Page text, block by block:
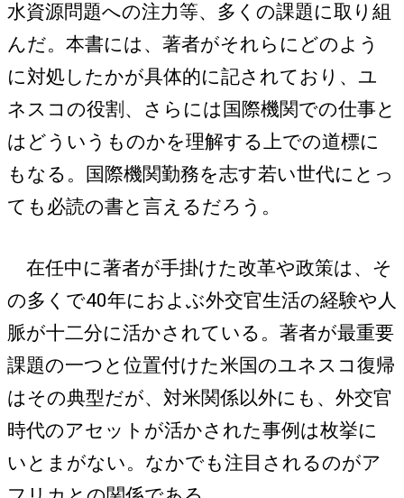
水資源問題への注力等、多くの課題に取り組
んだ。本書には、著者がそれらにどのよう
に対処したかが具体的に記されており、ユ
ネスコの役割、さらには国際機関での仕事と
はどういうものかを理解する上での道標に
もなる。国際機関勤務を志す若い世代にとっ
ても必読の書と言えるだろう。
在任中に著者が手掛けた改革や政策は、そ
の多くで40年におよぶ外交官生活の経験や人
脈が十二分に活かされている。著者が最重要
課題の一つと位置付けた米国のユネスコ復帰
はその典型だが、対米関係以外にも、外交官
時代のアセットが活かされた事例は枚挙に
いとまがない。なかでも注目されるのがア